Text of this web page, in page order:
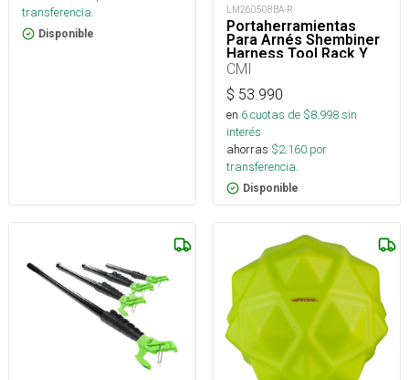
transferencia.
Disponible
LM260508BA-R
Portaherramientas
Para Arnés Shembiner
Harness Tool Rack Y
Arborismo
CMI
$ 53.990
en 6cuotas de $8.998sin
interés
ahorras $2.160 por
transferencia.
Disponible